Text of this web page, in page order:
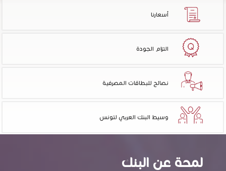
أسعارنا
التزام الجودة
نصائح للبطاقات المصرفية
وسيط البنك العربي لتونس
لمحة عن البنك